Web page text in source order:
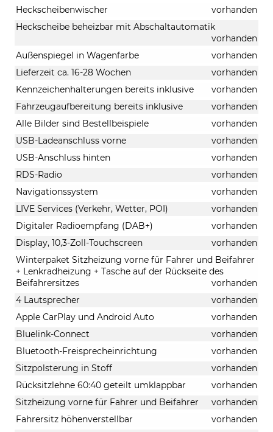
Heckscheibenwischer
vorhanden
Heckscheibe beheizbar mit Abschaltautomatik
vorhanden
Außenspiegel in Wagenfarbe
vorhanden
Lieferzeit ca. 16-28 Wochen
vorhanden
Kennzeichenhalterungen bereits inklusive
vorhanden
Fahrzeugaufbereitung bereits inklusive
vorhanden
Alle Bilder sind Bestellbeispiele
vorhanden
USB-Ladeanschluss vorne
vorhanden
USB-Anschluss hinten
vorhanden
RDS-Radio
vorhanden
Navigationssystem
vorhanden
LIVE Services (Verkehr, Wetter, POI)
vorhanden
Digitaler Radioempfang (DAB+)
vorhanden
Display, 10,3-Zoll-Touchscreen
vorhanden
Winterpaket Sitzheizung vorne für Fahrer und Beifahrer
+ Lenkradheizung + Tasche auf der Rückseite des
Beifahrersitzes
vorhanden
4 Lautsprecher
vorhanden
Apple CarPlay und Android Auto
vorhanden
Bluelink-Connect
vorhanden
Bluetooth-Freisprecheinrichtung
vorhanden
Sitzpolsterung in Stoff
vorhanden
Rücksitzlehne 60:40 geteilt umklappbar
vorhanden
Sitzheizung vorne für Fahrer und Beifahrer
vorhanden
Fahrersitz höhenverstellbar
vorhanden